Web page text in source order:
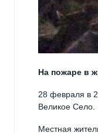
На пожаре в
28 февраля в
Великое Село.
Местная